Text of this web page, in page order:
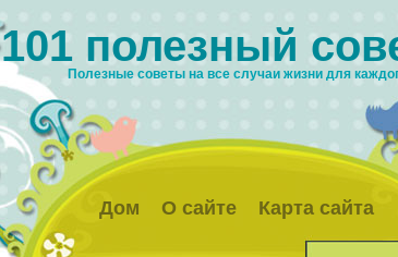
101 полезный
Полезные советы на все случаи жизни для
Дом О сайте Карта сайта